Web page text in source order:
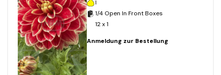
I
1/4 Open In Front Boxes
12 x 1
Anmeldung zur Bestellung